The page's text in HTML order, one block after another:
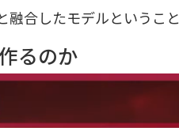
融合したモデルというこ
るのか